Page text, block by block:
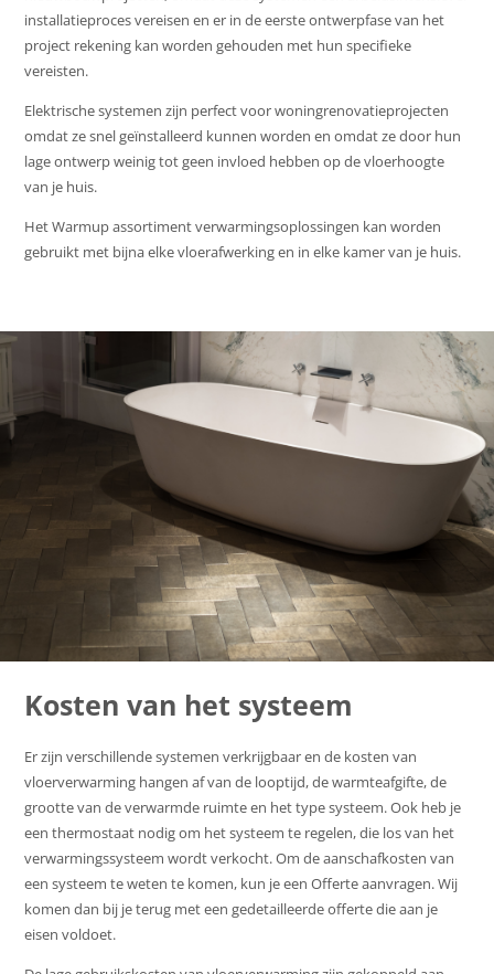
installatieproces vereisen en er in de eerste ontwerpfase van het
project rekening kan worden gehouden met hun specifieke
vereisten.
Elektrische systemen zijn perfect voor woningrenovatieprojecten
omdat ze snel geïnstalleerd kunnen worden en omdat ze door hun
lage ontwerp weinig tot geen invloed hebben op de vloerhoogte
van je huis.
Het Warmup assortiment verwarmingsoplossingen kan worden
gebruikt met bijna elke vloerafwerking en in elke kamer van je huis.
Kosten van het systeem
Er zijn verschillende systemen verkrijgbaar en de kosten van
vloerverwarming hangen af van de looptijd, de warmteafgifte, de
grootte van de verwarmde ruimte en het type systeem. Ook heb je
een thermostaat nodig om het systeem te regelen, die los van het
verwarmingssysteem wordt verkocht. Om de aanschafkosten van
een systeem te weten te komen, kun je een Offerte aanvragen. Wij
komen dan bij je terug met een gedetailleerde offerte die aan je
eisen voldoet.